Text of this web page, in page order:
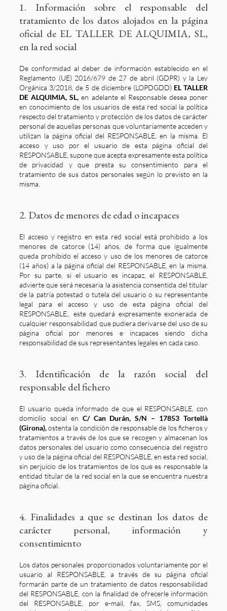
1. Información sobre el responsable del
tratamiento de los datos alojados en la página
oficial de EL TALLER DE ALQUIMIA, SL,
en la red social
De conformidad al deber de información establecido en el
Reglamento (UE) 2016/679 de 27 de abril (GDPR) y la Ley
Orgánica 3/2018, de 5 de diciembre (LOPDGDD) EL TALLER
DE ALQUIMIA, SL, en adelante el Responsable desea poner
en conocimiento de los usuarios de esta red social la política
respecto del tratamiento y protección de los datos de carácter
personal de aquellas personas que voluntariamente acceden y
utilizan la página oficial del RESPONSABLE, en la misma. El
acceso y uso por el usuario de esta página oficial del
RESPONSABLE, supone que acepta expresamente esta política
de privacidad y que presta su consentimiento para el
tratamiento de sus datos personales según lo previsto en la
misma.
2. Datos de menores de edad o incapaces
El acceso y registro en esta red social está prohibido a los
menores de catorce (14) años, de forma que igualmente
queda prohibido el acceso y uso de los menores de catorce
(14 años) a la página oficial del RESPONSABLE, en la misma.
Por su parte, si el usuario es incapaz, el RESPONSABLE,
advierte que será necesaria la asistencia consentida del titular
de la patria potestad o tutela del usuario o su representante
legal para el acceso y uso de esta página oficial del
RESPONSABLE,. este quedará expresamente exonerada de
cualquier responsabilidad que pudiera derivarse del uso de su
página oficial por menores e incapaces siendo dicha
responsabilidad de sus representantes legales en cada caso.
3. Identificación de la razón social del
responsable del fichero
El usuario queda informado de que el RESPONSABLE, con
domicilio social en C/ Can Durán, S/N – 17853 Tortellà
(Girona),ostenta la condición de responsable de los ficheros y
tratamientos a través de los que se recogen y almacenan los
datos personales del usuario como consecuencia del registro
y uso de la página oficial del RESPONSABLE, en esta red social,
sin perjuicio de los tratamientos de los que es responsable la
entidad titular de la red social en la que se encuentra nuestra
página oficial.
4. Finalidades a que se destinan los datos de
carácter personal, información y
consentimiento
Los datos personales proporcionados voluntariamente por el
usuario al RESPONSABLE, a través de su página oficial
formarán parte de un tratamiento de datos responsabilidad
del RESPONSABLE, con la finalidad de ofrecerle información
del RESPONSABLE, por e-mail, fax, SMS, comunidades